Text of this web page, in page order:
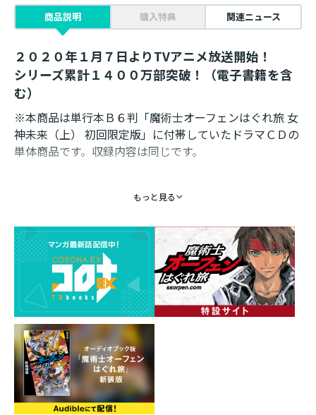
商品説明 購入特典 関連ニュース
２０２０年１月７日よりTVアニメ放送開始！
シリーズ累計１４００万部突破！（電子書籍を含
む）
※本商品は単行本Ｂ６判「魔術士オーフェンはぐれ旅 女
神未来（上） 初回限定版」に付帯していたドラマＣＤの
単体商品です。収録内容は同じです。
・１枚目 「解放者の戦場_前編」
■CAST 「解放者の戦場」
オーフェンフィンランディ：森久保祥太郎
マヨール・マクレディ：梶裕貴
クリーオウ・フィンランディ：飯塚雅弓
ベイジット・パッキンガム：松井恵理子
イシリーン：内田彩
イザベラ・スイートハート：佐藤利奈
ラッツベイン・フィンランディ：竹達彩奈
エッジ・フィンランディ：伊藤静
ラチェット・フィンランディ：日高里菜
もっと見る